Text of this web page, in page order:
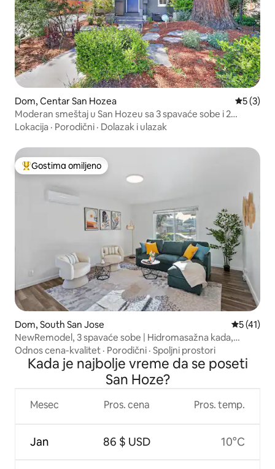
Dom, Centar San Hozea
5 (3)
Moderan smeštaj u San Hozeu sa 3 spavaće sobe i 2
kupatila u blizini centra i SJSU
Lokacija · Porodični · Dolazak i ulazak
Najuspešniji među gostima omiljenim
Gostima omiljeno
Dom, South San Jose Prosečna
5 (41)
NewRemodel, 3 spavaće sobe | Hidromasažna kada,
dvorište, bračni krevet (širine 180–200 cm), brzi Wi-Fi
Odnos cena-kvalitet · Porodični · Spoljni prostori
Kada je najbolje vreme da se poseti
San Hoze?
Mesec
Jan
Pros. cena
86 $ USD
Pros. temp.
10°C